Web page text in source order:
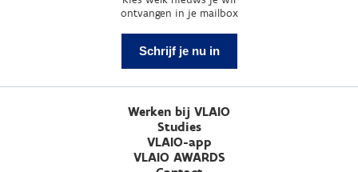
ontvangen in je mailbox
Schrijf je nu in
Werken bij VLAIO
Studies
VLAIO-app
VLAIO AWARDS